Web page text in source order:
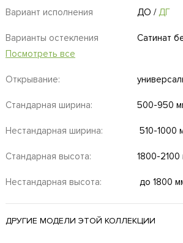
Вариант исполнения ДО /ДГ
Варианты остекления
Посмотреть все
Сатинат
Открывание:
Стандарная ширина: 500-950
Нестандарная ширина: 510-1000
Стандарная высота: 1800-2100
Нестандарная высота: до 1800
ДРУГИЕ МОДЕЛИ ЭТОЙ КОЛЛЕКЦИИ